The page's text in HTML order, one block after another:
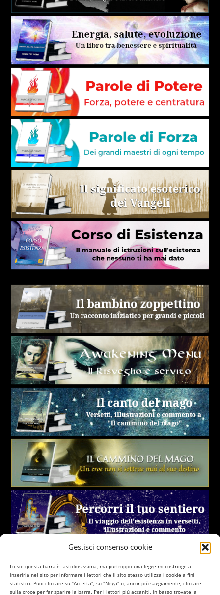
Gestisci consenso cookie
Lo so: questa barra è fastidiosissima, ma purtroppo una legge mi costringe a
inserirla nel sito per informare i lettori che il sito stesso utilizza i cookie a fini
statistici. Puoi cliccare su "Accetta", su "Nega" o, ancor più saggiamente, cliccare
sulla croce per far sparire la barra. Per i lettori più accaniti, in basso trovate la